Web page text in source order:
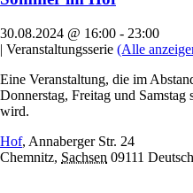
30.08.2024 @ 16:00 - 23:00
| Veranstaltungsserie (Alle
Eine Veranstaltung, die im
Donnerstag, Freitag und
wird.
Hof, Annaberger Str. 24
Chemnitz, Sachsen 09111